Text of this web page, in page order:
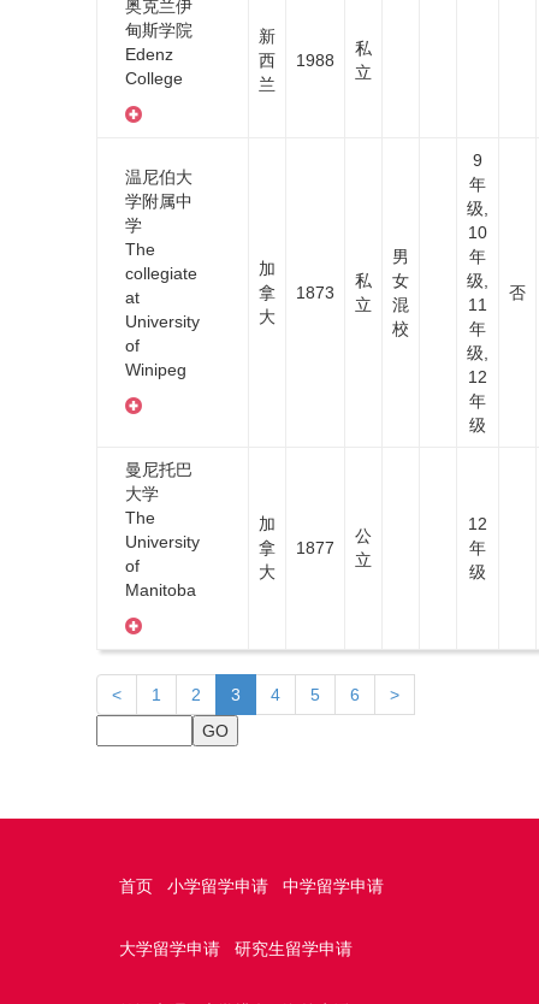
奥克兰伊
甸斯学院
Edenz
College
新
西
兰
1988
私
立
温尼伯大
学附属中
学
The
collegiate
at
University
of
Winipeg
加
拿
大
1873
私
立
男
女
混
校
9
年
级,
10
年
级,
11
年
级,
12
年
级
否
曼尼托巴
大学
The
University
of
Manitoba
加
拿
大
1877
公
立
12
年
级
< 1 2 3 (current)
4 5 6 >
首页 小学留学申请 中学留学申请
大学留学申请 研究生留学申请